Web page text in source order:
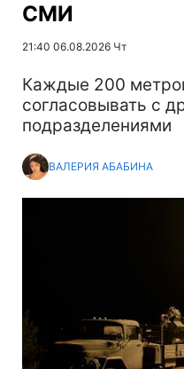
СМИ
21:40 06.08.2026 Чт
Каждые 200
согласовывать с
подразделениями
ВАЛЕРИЯ АБАБИНА